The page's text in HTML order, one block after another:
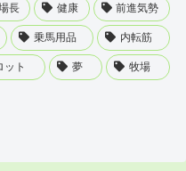
長 健康 前進気勢
乗馬用品 内転筋
ット 夢 牧場